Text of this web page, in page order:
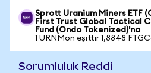
Sprott Uranium Miners ETF
First Trust Global Tactical
Fund (Ondo Tokenized)'na
1 URNMon eşittir 1,8848
Sorumluluk Reddi